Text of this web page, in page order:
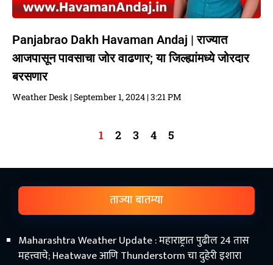
Panjabrao Dakh Havaman Andaj | राज्यात
आजपासून पावसाचा जोर वाढणार; या जिल्ह्यांमध्ये जोरदार
बरसणार
Weather Desk September 1, 2024 3:21 PM
1 2 3 4 5
ताज्या बातम्या
Maharashtra Weather Update : महाराष्ट्रात पुढील 24 तास
महत्त्वाचे; Heatwave आणि Thunderstorm चा दुहेरी इशारा